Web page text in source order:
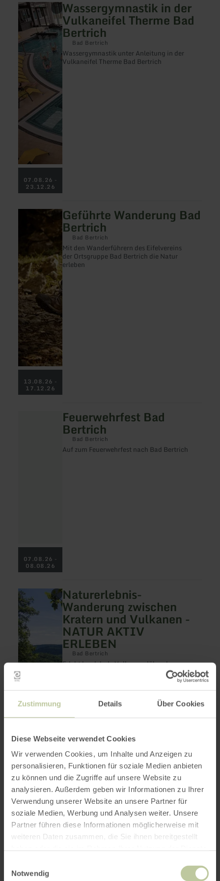
Zustimmung Details Über Cookies
Diese Webseite verwendet Cookies
Wir verwenden Cookies, um Inhalte und Anzeigen zu
personalisieren, Funktionen für soziale Medien anbieten
zu können und die Zugriffe auf unsere Website zu
analysieren. Außerdem geben wir Informationen zu Ihrer
Verwendung unserer Website an unsere Partner für
soziale Medien, Werbung und Analysen weiter. Unsere
Partner führen diese Informationen möglicherweise mit
weiteren Daten zusammen, die Sie ihnen bereitgestellt
Notwendig
07.08.26 -
23.12.26
Wassergymnastik in der
Vulkaneifel Therme Bad
Bertrich
Bad Bertrich
Wassergymnastik unter Anleitung in der
Vulkaneifel Therme Bad Bertrich
mehr
erfahren
zu:
Wassergymnastik
der
Vulkaneifel
Therme
Bad
Bertrich
13.08.26 -
17.12.26
Geführte Wanderung Bad
Bertrich
Bad Bertrich
Mit den Wanderführern des Eifelvereins
der Ortsgruppe Bad Bertrich die Natur
erleben
Geführte
Wanderung
Bertrich
07.08.26 -
08.08.26
Feuerwehrfest Bad
Bertrich
Bad Bertrich
Auf zum Feuerwehrfest nach Bad Bertrich
31.10.26
Naturerlebnis-
Wanderung zwischen
Kratern und Vulkanen -
NATUR AKTIV
ERLEBEN
Bad Bertrich
Erlebt brodelnde Vulkane, glühende
mehr
erfahren
zu:
Naturerlebnis-
Wanderung
zwischen
Kratern
und
Vulkanen
-
NATUR
AKTIV
Waldbaden - NATUR
AKTIV ERLEBEN
Bad Bertrich
Mit allen Sinnen den Wald spüren.
mehr
erfahren
zu:
Waldbaden
-
NATUR
AKTIV